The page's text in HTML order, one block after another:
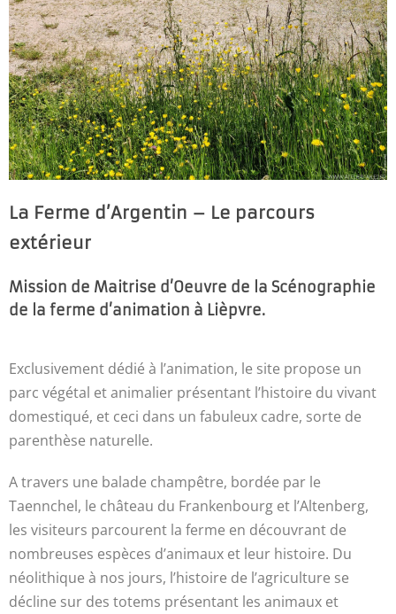
La Ferme d’Argentin – Le parcours
extérieur
Mission de Maitrise d’Oeuvre de la Scénographie
de la ferme d’animation à Lièpvre.
Exclusivement dédié à l’animation, le site propose un
parc végétal et animalier présentant l’histoire du vivant
domestiqué, et ceci dans un fabuleux cadre, sorte de
parenthèse naturelle.
A travers une balade champêtre, bordée par le
Taennchel, le château du Frankenbourg et l’Altenberg,
les visiteurs parcourent la ferme en découvrant de
nombreuses espèces d’animaux et leur histoire. Du
néolithique à nos jours, l’histoire de l’agriculture se
décline sur des totems présentant les animaux et